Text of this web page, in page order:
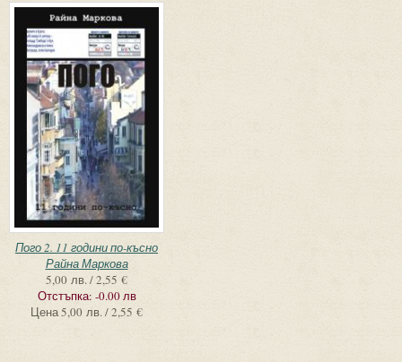
Пого 2. 11 години по-късно
Райна Маркова
5,00 лв. / 2,55 €
Отстъпка: -0.00 лв
Цена5,00 лв. / 2,55 €